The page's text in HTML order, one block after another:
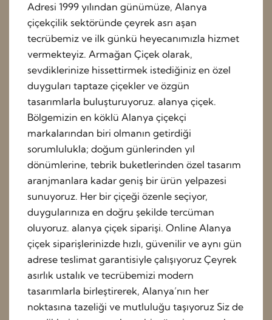
Adresi 1999 yılından günümüze, Alanya
çiçekçilik sektöründe çeyrek asrı aşan
tecrübemiz ve ilk günkü heyecanımızla hizmet
vermekteyiz. Armağan Çiçek olarak,
sevdiklerinize hissettirmek istediğiniz en özel
duyguları taptaze çiçekler ve özgün
tasarımlarla buluşturuyoruz. alanya çiçek.
Bölgemizin en köklü Alanya çiçekçi
markalarından biri olmanın getirdiği
sorumlulukla; doğum günlerinden yıl
dönümlerine, tebrik buketlerinden özel tasarım
aranjmanlara kadar geniş bir ürün yelpazesi
sunuyoruz. Her bir çiçeği özenle seçiyor,
duygularınıza en doğru şekilde tercüman
oluyoruz. alanya çiçek siparişi. Online Alanya
çiçek siparişlerinizde hızlı, güvenilir ve aynı gün
adrese teslimat garantisiyle çalışıyoruz Çeyrek
asırlık ustalık ve tecrübemizi modern
tasarımlarla birleştirerek, Alanya’nın her
noktasına tazeliği ve mutluluğu taşıyoruz Siz de